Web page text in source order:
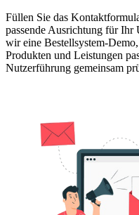
Füllen Sie das
passende Ausrichtung für Ihr
wir eine Bestellsystem-
Produkten und Leistungen
Nutzerführung gemeinsam